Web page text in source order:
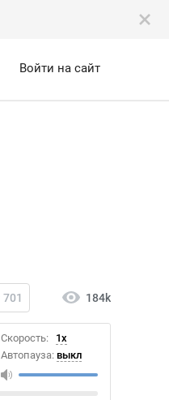
Войти на сайт
701 184k
Скорость:
1x
Автопауза: выкл